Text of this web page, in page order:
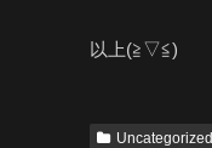
以上(≧▽≦)
Uncategorized